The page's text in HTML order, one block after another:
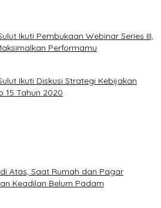
Ikuti Pembukaan Webinar Series III,
Performamu
Ikuti Diskusi Strategi Kebijakan
15 Tahun 2020
Atas, Saat Rumah dan Pagar
Keadilan Belum Padam